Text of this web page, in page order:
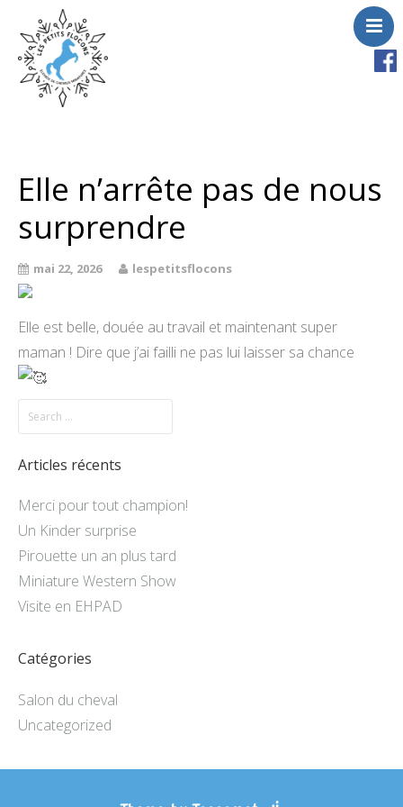
A vendre
Saillies
Actualités
Elle n’arrête pas de nous
surprendre
mai 22, 2026 lespetitsflocons
Elle est belle, douée au travail et maintenant super
maman ! Dire que j’ai failli ne pas lui laisser sa chance
Articles récents
Merci pour tout champion!
Un Kinder surprise
Pirouette un an plus tard
Miniature Western Show
Visite en EHPAD
Catégories
Salon du cheval
Uncategorized